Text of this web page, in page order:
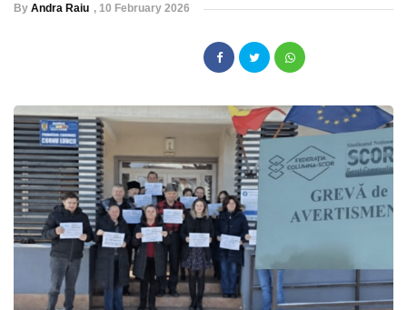
By Andra Raiu , 10 February 2026